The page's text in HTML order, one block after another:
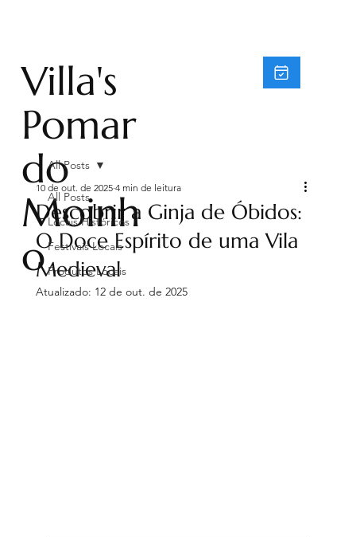
Villa's
Pomar
do
Moinh
o
All Posts
Locais Históricos
Festivais Locais
Produtos Locais
All Posts
Descobrir a Ginja de Óbidos:
O Doce Espírito de uma Vila
Medieval
10 de out. de 2025 4 min de leitura
Atualizado: 12 de out. de 2025